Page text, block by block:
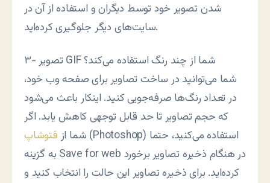
شدن تصویر خود توسط دیگران و استفاده از آن در
سایت‌های دیگر جلوگیری کرده‌اید.
۳- تصویر GIF شما از چند رنگ استفاده می‌کند؟
شما می‌توانید در ساخت تصاویر برای صفحه وب خود،
در تعداد رنگ‌ها صرفه‌جویی کنید. اینکار باعث می‌شود
که حجم تصاویر تا حد قابل توجهی کاهش یابد. اگر
شما از فتوشاپ
(Photoshop) استفاده می‌کنید، حتما
به گزینه Save for web در هنگام ذخیره تصاویر برخورد
کرده‌اید. برای ذخیره تصاویر این حالت را انتخاب کنید و